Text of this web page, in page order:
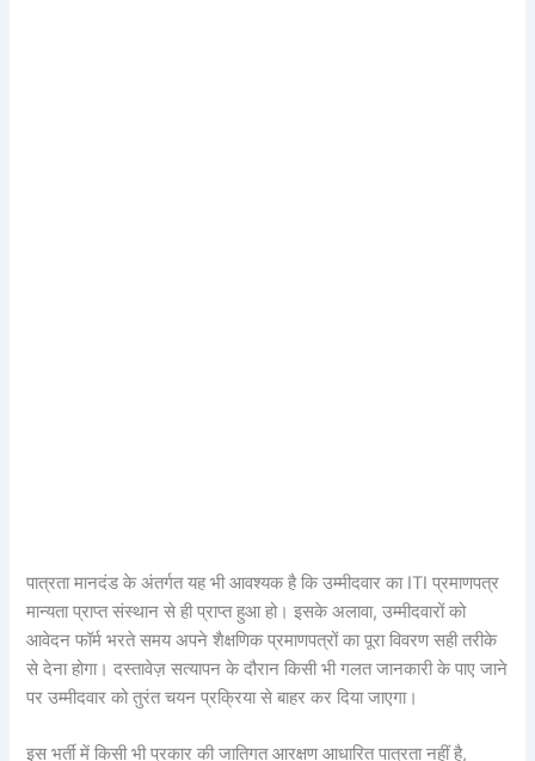
पात्रता मानदंड के अंतर्गत यह भी आवश्यक है कि उम्मीदवार का ITI प्रमाणपत्र
मान्यता प्राप्त संस्थान से ही प्राप्त हुआ हो। इसके अलावा, उम्मीदवारों को
आवेदन फॉर्म भरते समय अपने शैक्षणिक प्रमाणपत्रों का पूरा विवरण सही तरीके
से देना होगा। दस्तावेज़ सत्यापन के दौरान किसी भी गलत जानकारी के पाए जाने
पर उम्मीदवार को तुरंत चयन प्रक्रिया से बाहर कर दिया जाएगा।
इस भर्ती में किसी भी प्रकार की जातिगत आरक्षण आधारित पात्रता नहीं है,